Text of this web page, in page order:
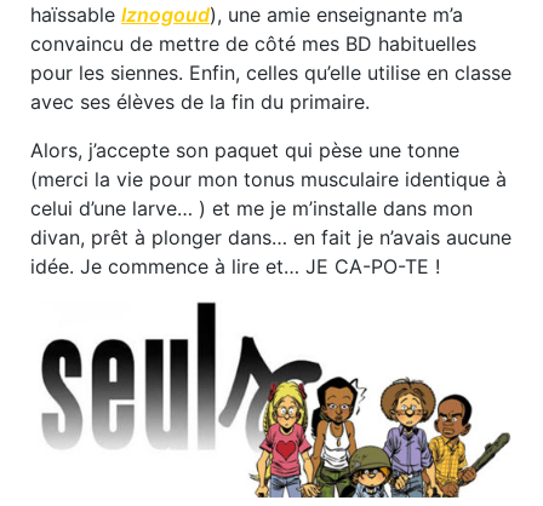
haïssable Iznogoud), une amie enseignante m’a
convaincu de mettre de côté mes BD habituelles
pour les siennes. Enfin, celles qu’elle utilise en classe
avec ses élèves de la fin du primaire.
Alors, j’accepte son paquet qui pèse une tonne
(merci la vie pour mon tonus musculaire identique à
celui d’une larve… ) et me je m’installe dans mon
divan, prêt à plonger dans… en fait je n’avais aucune
idée. Je commence à lire et… JE CA-PO-TE !